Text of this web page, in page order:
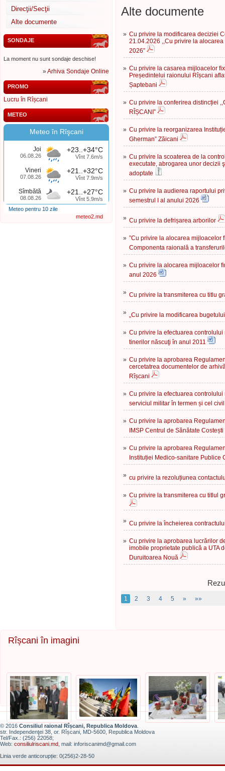
Direcţii/Secţii
Alte documente
SONDAJE
La moment nu sunt sondaje deschise!
»Arhiva Sondaje Online
PROMO
Lucru în Rîșcani
METEO
Meteo în Rîşcani
Joi
06.08.26
+23..+34°C
Vînt 7.6m/s
Vineri
07.08.26
+21..+32°C
Vînt 7.9m/s
Sîmbătă
08.08.26
+21..+27°C
Vînt 5.9m/s
Meteo pentru 10 zile
meteo2.md
Alte documente
» Cu privire la modificarea deciziei
21.04.2026 ,,Cu privire la
2026”
» Cu privire la casarea mijloacelor
Președintelui raionului Rîșcani
Șaptebani
» Cu privire la conferirea distincției
RÎȘCANI”
» Cu privire la reorganizarea
Gherman” Zăicani
» Cu privire la scoaterea de la
executate, abrogarea unor decizii
adoptate
» Cu privire la audierea raportului
semestrul I al anului 2026
» Cu privire la defrișarea arborilor
» ”Сu privire la alocarea mijloacelor
Componenta raională a
» Сu privire la alocarea mijloacelor
anul 2026
» Cu privire la transmiterea cu titlu
» „Cu privire la modificarea
» Cu privire la efectuarea
tinerilor născuţi în anul 2011
» Cu privire la aprobarea
cercetatrea documentelor de
Rîșcani
» Cu privire la efectuarea
serviciul militar în termen și cel
» Cu privire la aprobarea
IMSP Centrul de Sănătate Costești
» Cu privire la aprobarea
Instituției Medico-sanitare Publice
» cu privire la rezoluțiunea
» Cu privire la transmiterea cu titlul
» Cu privire la încheierea
» Cu privire la aprobarea lucrărilor
imobile proprietate publică a UTA
Duruitoarea Nouă
1 2 3 4 5 » »»
Rîșcani în imagini
© 2016 Consiliul raional Rîșcani, Republica Moldova
str. Independenţei 38, or. Rîșcani, MD-5600, Republica Moldova
Tel/Fax.: (256) 22058;
Web: consiliulriscani.md , mail: inforiscanimd@gmail.com
Linia verde anticorupție: 0(256)2-28-50